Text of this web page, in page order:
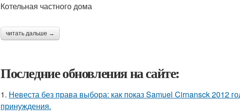
Котельная частного дома
читать дальше →
Последние обновления на сайте:
1. Невеста без права выбора: как показ Samuel Cirnansck 2012
принуждения.